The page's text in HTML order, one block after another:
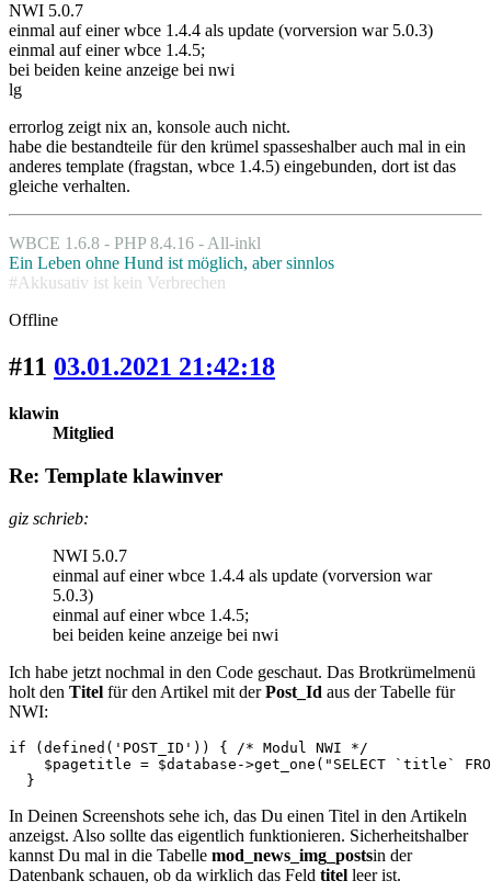
NWI 5.0.7
einmal auf einer wbce 1.4.4 als update (vorversion war 5.0.3)
einmal auf einer wbce 1.4.5;
bei beiden keine anzeige bei nwi
lg
errorlog zeigt nix an, konsole auch nicht.
habe die bestandteile für den krümel spasseshalber auch mal in ein
anderes template (fragstan, wbce 1.4.5) eingebunden, dort ist das
gleiche verhalten.
WBCE 1.6.8 - PHP 8.4.16 - All-inkl
Ein Leben ohne Hund ist möglich, aber sinnlos
#Akkusativ ist kein Verbrechen
Offline
#11 03.01.2021 21:42:18
klawin
Mitglied
Re: Template klawinver
giz schrieb:
NWI 5.0.7
einmal auf einer wbce 1.4.4 als update (vorversion war
5.0.3)
einmal auf einer wbce 1.4.5;
bei beiden keine anzeige bei nwi
Ich habe jetzt nochmal in den Code geschaut. Das Brotkrümelmenü
holt den Titel für den Artikel mit derPost_Id aus der Tabelle für
NWI:
if (defined('POST_ID')) { /* Modul NWI */
$pagetitle = $database->get_one("SELECT `title`
  }
In Deinen Screenshots sehe ich, das Du einen Titel in den Artikeln
anzeigst. Also sollte das eigentlich funktionieren. Sicherheitshalber
kannst Du mal in die Tabelle mod_news_img_postsin der
Datenbank schauen, ob da wirklich das Feld titel leer ist.